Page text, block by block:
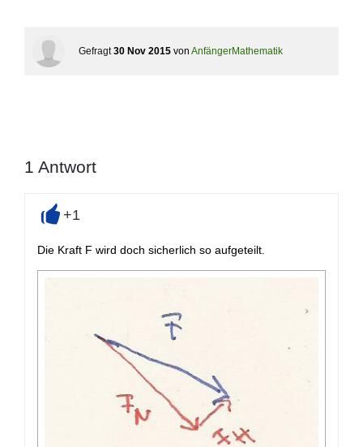
Gefragt 30 Nov 2015 von AnfängerMathematik
1 Antwort
+1
Die Kraft F wird doch sicherlich so aufgeteilt.